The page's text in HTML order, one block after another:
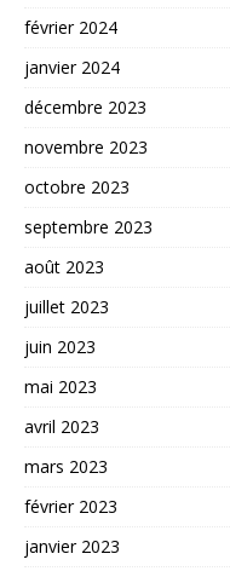
février 2024
janvier 2024
décembre 2023
novembre 2023
octobre 2023
septembre 2023
août 2023
juillet 2023
juin 2023
mai 2023
avril 2023
mars 2023
février 2023
janvier 2023